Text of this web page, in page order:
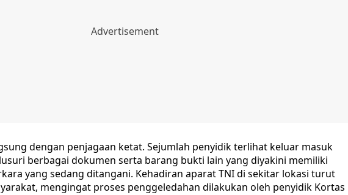
dengan penjagaan ketat. Sejumlah penyidik terlihat keluar masuk
berbagai dokumen serta barang bukti lain yang diyakini memiliki
yang sedang ditangani. Kehadiran aparat TNI di sekitar lokasi turut
mengingat proses penggeledahan dilakukan oleh penyidik Kortas